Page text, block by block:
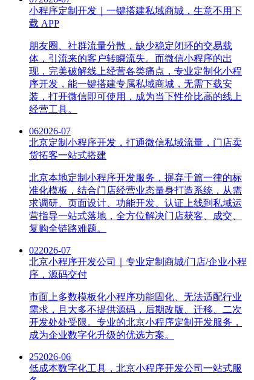
小程序定制开发｜一键搭建私域商城，生意不用下
载 APP
朋友圈、社群流量分散，缺少稳定闭环的交易载
体，引流来的客户转瞬流失。而微信小程序的出
现，完美破解线上经营各类痛点，专业定制化小程
序开发，能一键搭建专属私域商城，无需下载安
装，打开微信即可使用，成为当下性价比高的线上
经营工具。
062026-07
北京定制小程序开发，打通微信私域流量，门店卖
货拓客一站式搭建
北京本地定制小程序开发服务，摒弃千篇一律的标
准化模板，结合门店经营业态量身打造系统，从需
求调研、页面设计、功能开发、认证上线到私域运
营指导一站式落地，全方位解决门店获客、成交、
复购全链路难题。
022026-07
北京小程序开发公司｜专业定制商城/门店/企业小程
序，源码交付
市面上多数模板化小程序功能固化、无法适配行业
需求，且大多不提供源码，后期改版、迁移、二次
开发处处受限。专业的北京小程序定制开发服务，
成为企业数字化升级的优选方案。
252026-06
低成本数字化工具，北京小程序开发公司一站式服